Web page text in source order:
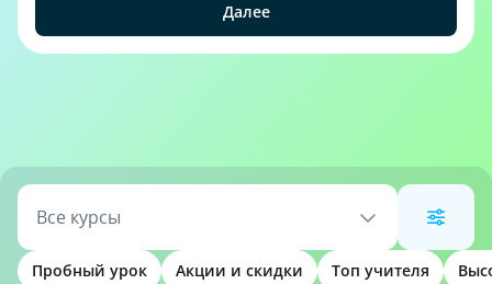
Далее
Все курсы
Пробный урок Акции и скидки Топ учителя